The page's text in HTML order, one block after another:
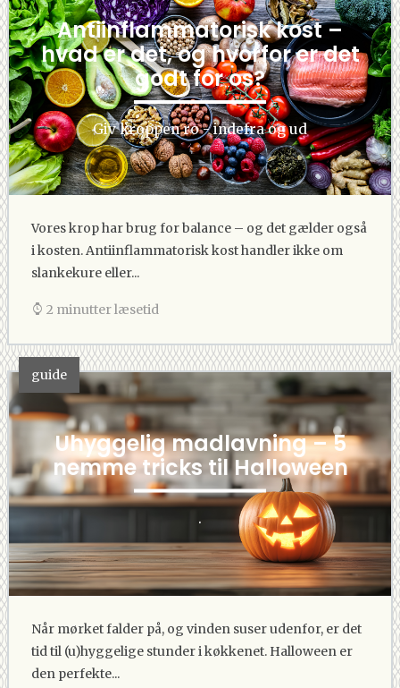
Antiinflammatorisk kost –
hvad er det, og hvorfor er det
godt for os?
Giv kroppen ro - indefra og ud
Vores krop har brug for balance – og det gælder også
i kosten. Antiinflammatorisk kost handler ikke om
slankekure eller...
2 minutter læsetid
guide
Uhyggelig madlavning – 5
nemme tricks til Halloween
.
Når mørket falder på, og vinden suser udenfor, er det
tid til (u)hyggelige stunder i køkkenet. Halloween er
den perfekte...